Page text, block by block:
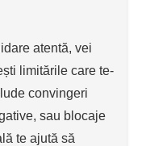
atentă, vei
limitările care te-
convingeri
sau blocaje
te ajută să